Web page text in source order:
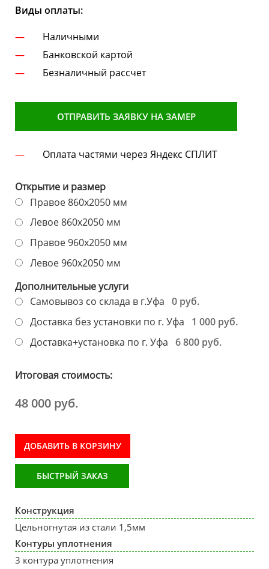
Виды оплаты:
Наличными
Банковской картой
Безналичный рассчет
ОТПРАВИТЬ ЗАЯВКУ НА ЗАМЕР
Оплата частями через Яндекс СПЛИТ
Открытие и размер
Правое 860х2050 мм
Левое 860х2050 мм
Правое 960х2050 мм
Левое 960х2050 мм
Дополнительные услуги
Самовывоз со склада в г.Уфа 0 руб.
Доставка без установки по г. Уфа
1 000 руб.
Доставка+установка по г. Уфа 6 800 руб.
Итоговая стоимость:
48 000 руб.
ДОБАВИТЬ В КОРЗИНУ
БЫСТРЫЙ ЗАКАЗ
Конструкция
Цельногнутая из стали 1,5мм
Контуры уплотнения
3 контура уплотнения